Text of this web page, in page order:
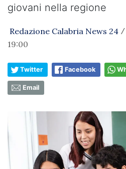
giovani nella regione
Redazione Calabria News 24 /
19:00
Twitter Facebook
Email